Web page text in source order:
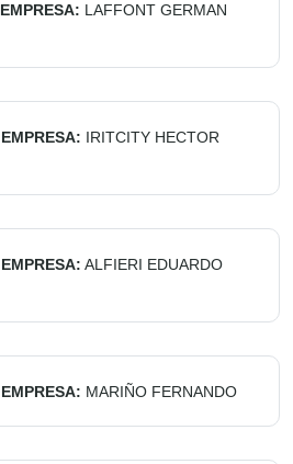
EMPRESA: LAFFONT GERMAN
EMPRESA: IRITCITY HECTOR
EMPRESA: ALFIERI EDUARDO
EMPRESA: MARIÑO FERNANDO